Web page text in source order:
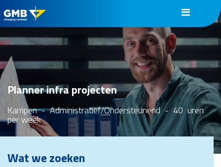
Planner infra projecten
Kampen -Administratief/Ondersteunend-40 uren
per week
Wat we zoeken